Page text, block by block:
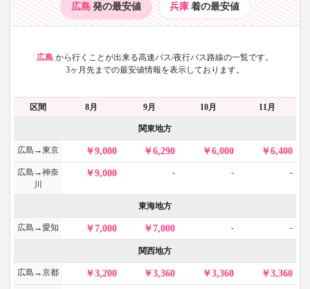
広島 発の最安値 兵庫 着の最安値
広島 から行くことが出来る高速バス/夜行バス路線の一覧です。
3ヶ月先までの最安値情報を表示しております。
区間 8月 9月 10月 11月
関東地方
広島→東京 9,000 6,290 6,000 6,400
広島→神奈
川
9,000 - - -
東海地方
広島→愛知 7,000 7,000 - -
関西地方
広島→京都 3,200 3,360 3,360 3,360